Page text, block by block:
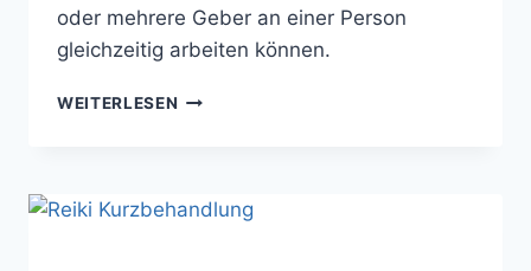
oder mehrere Geber an einer Person
gleichzeitig arbeiten können.
WEITERLESEN REIKI
REIKI